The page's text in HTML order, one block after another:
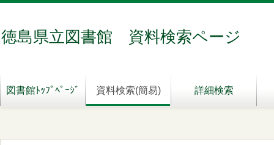
徳島県立図書館 資料検索ページ
図書館ﾄｯﾌﾟﾍﾟｰｼﾞ 資料検索(簡易) 詳細検索